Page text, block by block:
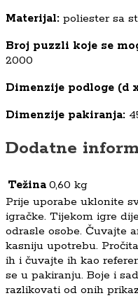
Materijal: poliester sa
Broj puzzli koje se
2000
Dimenzije podloge (d
Dimenzije pakiranja:
Dodatne
Težina0,60 kg
Prije uporabe uklonite
igračke. Tijekom igre
odrasle osobe. Čuvajte
kasniju upotrebu.
ih i čuvajte ih kao
se u pakiranju. Boje i
razlikovati od onih